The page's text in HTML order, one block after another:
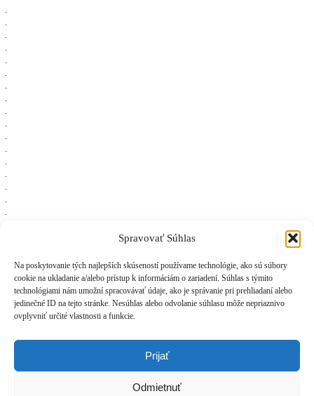
Spravovať Súhlas
Na poskytovanie tých najlepších skúseností používame technológie, ako sú súbory
cookie na ukladanie a/alebo prístup k informáciám o zariadení. Súhlas s týmito
technológiami nám umožní spracovávať údaje, ako je správanie pri prehliadaní alebo
jedinečné ID na tejto stránke. Nesúhlas alebo odvolanie súhlasu môže nepriaznivo
ovplyvniť určité vlastnosti a funkcie.
Prijať
Odmietnuť
Rodinný dom plný farieb
+421915 548 934
Mgr.art. Simona Sedláčková+421 944 455 288